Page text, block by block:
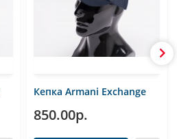
Кепка Armani Exchange
850.00р.